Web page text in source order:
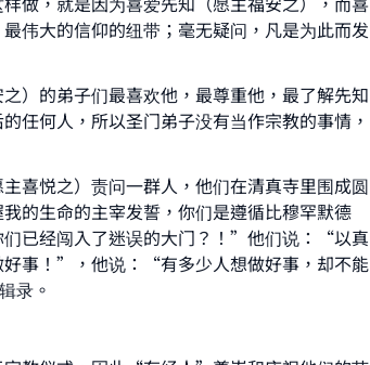
伟大的信仰的纽带；毫无疑问，凡是为此而发
）的弟子们最喜欢他，最尊重他，最了解先知
任何人，所以圣门弟子没有当作宗教的事情，
喜悦之）责问一群人，他们在清真寺里围成圆
的生命的主宰发誓，你们是遵循比穆罕默德
们已经闯入了迷误的大门？！”他们说：“以真
事！”，他说：“有多少人想做好事，却不能
录。